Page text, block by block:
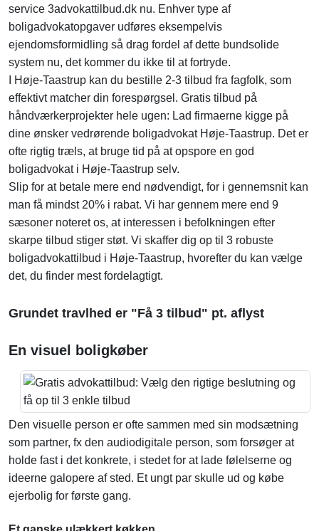
service 3advokattilbud.dk nu. Enhver type af
boligadvokatopgaver udføres eksempelvis
ejendomsformidling så drag fordel af dette bundsolide
system nu, det kommer du ikke til at fortryde.
I Høje-Taastrup kan du bestille 2-3 tilbud fra fagfolk, som
effektivt matcher din forespørgsel. Gratis tilbud på
håndværkerprojekter hele ugen: Lad firmaerne kigge på
dine ønsker vedrørende boligadvokat Høje-Taastrup. Det er
ofte rigtig træls, at bruge tid på at opspore en god
boligadvokat i Høje-Taastrup selv.
Slip for at betale mere end nødvendigt, for i gennemsnit kan
man få mindst 20% i rabat. Vi har gennem mere end 9
sæsoner noteret os, at interessen i befolkningen efter
skarpe tilbud stiger støt. Vi skaffer dig op til 3 robuste
boligadvokattilbud i Høje-Taastrup, hvorefter du kan vælge
det, du finder mest fordelagtigt.
Grundet travlhed er "Få 3 tilbud" pt. aflyst
En visuel boligkøber
Den visuelle person er ofte sammen med sin modsætning
som partner, fx den audiodigitale person, som forsøger at
holde fast i det konkrete, i stedet for at lade følelserne og
ideerne galopere af sted. Et ungt par skulle ud og købe
ejerbolig for første gang.